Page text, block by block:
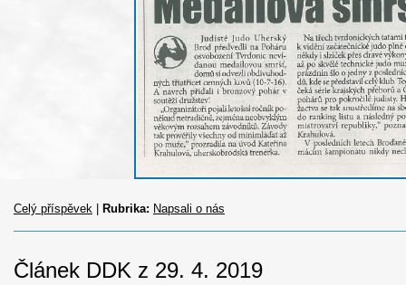
Celý příspěvek Rubrika: Napsali o nás
Článek DDK z 29. 4. 2019